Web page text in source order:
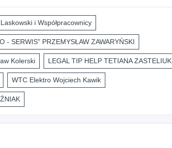
i Współpracownicy
- SERWIS" PRZEMYSŁAW ZAWARYŃSKI
Kolerski LEGAL TIP HELP TETIANA ZASTELIUK
WTC Elektro Wojciech Kawik